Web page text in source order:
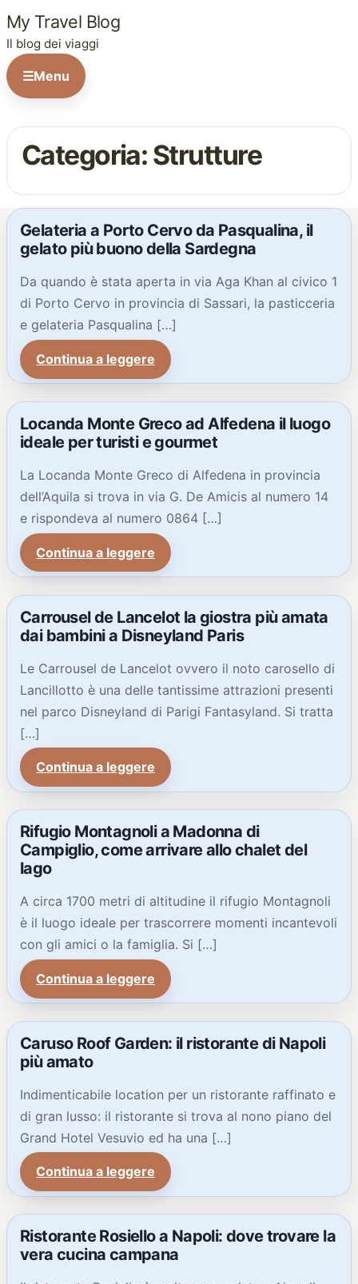
My Travel Blog
Il blog dei viaggi
☰Menu
Categoria: Strutture
Gelateria a Porto Cervo da Pasqualina, il
gelato più buono della Sardegna
Da quando è stata aperta in via Aga Khan al civico 1
di Porto Cervo in provincia di Sassari, la pasticceria
e gelateria Pasqualina […]
Continua a leggere
Locanda Monte Greco ad Alfedena il luogo
ideale per turisti e gourmet
La Locanda Monte Greco di Alfedena in provincia
dell’Aquila si trova in via G. De Amicis al numero 14
e rispondeva al numero 0864 […]
Continua a leggere
Carrousel de Lancelot la giostra più amata
dai bambini a Disneyland Paris
Le Carrousel de Lancelot ovvero il noto carosello di
Lancillotto è una delle tantissime attrazioni presenti
nel parco Disneyland di Parigi Fantasyland. Si tratta
[…]
Continua a leggere
Rifugio Montagnoli a Madonna di
Campiglio, come arrivare allo chalet del
lago
A circa 1700 metri di altitudine il rifugio Montagnoli
è il luogo ideale per trascorrere momenti incantevoli
con gli amici o la famiglia. Si […]
Continua a leggere
Caruso Roof Garden: il ristorante di Napoli
più amato
Indimenticabile location per un ristorante raffinato e
di gran lusso: il ristorante si trova al nono piano del
Grand Hotel Vesuvio ed ha una […]
Continua a leggere
Ristorante Rosiello a Napoli: dove trovare la
vera cucina campana